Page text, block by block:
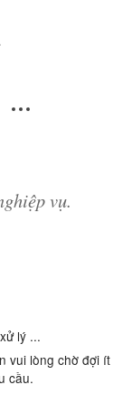
vụ.
lý ...
vui lòng chờ đợi ít
cầu.